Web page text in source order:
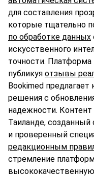
для составления
которые тщательно
по обработке данных
искусственного
точности. Платформа
публикуя отзывы
Bookimed
решения с
надежности.
Таиланде,
и проверенный
редакционным
стремление